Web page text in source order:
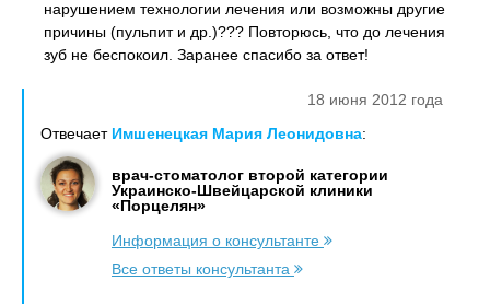
нарушением технологии лечения или возможны другие
причины (пульпит и др.)??? Повторюсь, что до лечения
зуб не беспокоил. Заранее спасибо за ответ!
18 июня 2012 года
Отвечает Имшенецкая Мария Леонидовна:
врач-стоматолог второй категории
Украинско-Швейцарской клиники
«Порцелян»
Информация о консультанте
Все ответы консультанта